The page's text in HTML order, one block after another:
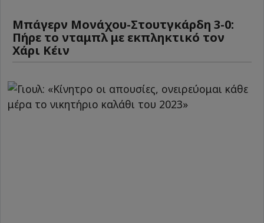
Μπάγερν Μονάχου-Στουτγκάρδη 3-0:
Πήρε το νταμπλ με εκπληκτικό τον
Χάρι Κέιν